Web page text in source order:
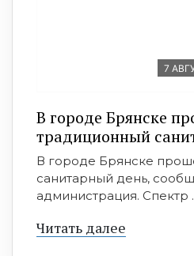
7
В городе Брянске
традиционный
В городе Брянске
санитарный день,
администрация. Спектр
Читать далее